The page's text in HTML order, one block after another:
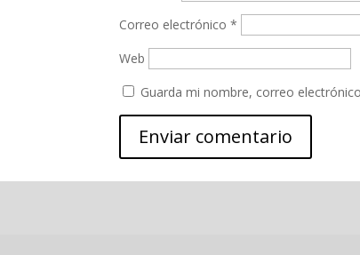
Correo electrónico*
Web
Guarda mi nombre, correo